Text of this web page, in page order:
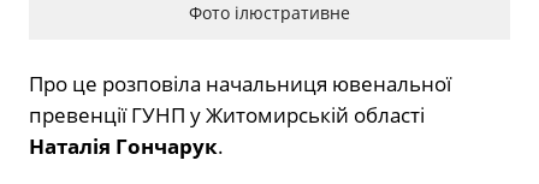
Фото ілюстративне
Про це розповіла начальниця ювенальної
превенції ГУНП у Житомирській області
Наталія Гончарук.